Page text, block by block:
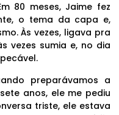
80 meses, Jaime fez
o tema da capa e,
Às vezes, ligava pra
vezes sumia e, no dia
preparávamos a
anos, ele me pediu
triste, ele estava